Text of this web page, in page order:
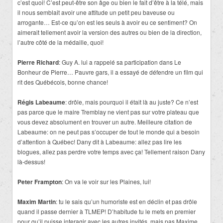
c’est quoi! C’est peut-être son âge ou bien le fait d’être à la télé, mais
il nous semblait avoir une attitude un petit peu baveuse ou
arrogante… Est-ce qu’on est les seuls à avoir eu ce sentiment? On
aimerait tellement avoir la version des autres ou bien de la direction,
l’autre côté de la médaille, quoi!
Pierre Richard: Guy A. lui a rappelé sa participation dans Le
Bonheur de Pierre… Pauvre gars, il a essayé de défendre un film qui
rit des Québécois, bonne chance!
Régis Labeaume: drôle, mais pourquoi il était là au juste? Ce n’est
pas parce que le maire Tremblay ne vient pas sur votre plateau que
vous devez absolument en trouver un autre. Meilleure citation de
Labeaume: on ne peut pas s’occuper de tout le monde qui a besoin
d’attention à Québec! Dany dit à Labeaume: allez pas lire les
blogues, allez pas perdre votre temps avec ça! Tellement raison Dany
là-dessus!
Peter Frampton: On va le voir sur les Plaines, lui!
Maxim Martin: tu le sais qu’un humoriste est en déclin et pas drôle
quand il passe dernier à TLMEP! D’habitude tu le mets en premier